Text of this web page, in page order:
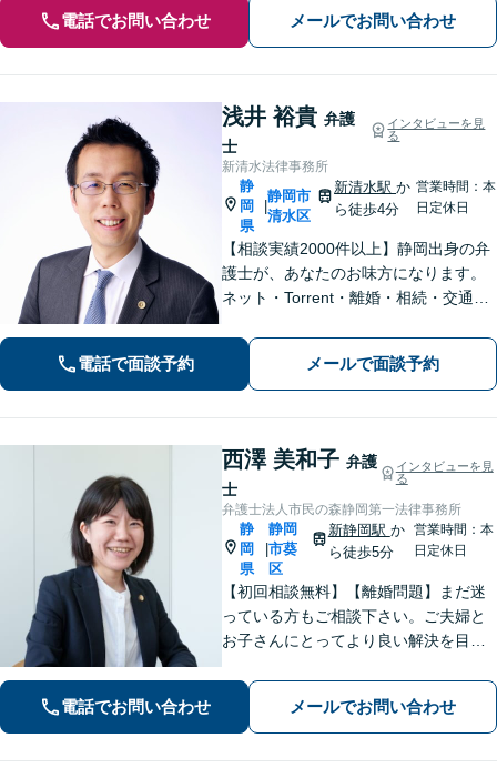
電話でお問い合わせ メールでお問い合わせ
浅井 裕貴 弁護
士
インタビューを見
る
新清水法律事務所
静
岡
県
|
静岡市
清水区
新清水駅か
ら徒歩4分
営業時間：本
日定休日
【相談実績2000件以上】静岡出身の弁
護士が、あなたのお味方になります。
ネット・Torrent・離婚・相続・交通事
談ください。初回電話10分無料。全国
対応。親身なサポートをいたします。
【新清水駅5分】
電話で面談予約 メールで面談予約
西澤 美和子 弁護
士
インタビューを見
る
弁護士法人市民の森静岡第一法律事務所
静
岡
県
静岡
市葵
区
新静岡駅 か
ら徒歩5分
営業時間：本
日定休日
【初回相談無料】【離婚問題】まだ迷
っている方もご相談下さい。ご夫婦と
お子さんにとってより良い解決を目指
労働問題など、幅広いお悩みに対応し
ます。【静岡市／焼津市／島田市／藤
枝市エリア対応】
電話でお問い合わせ メールでお問い合わせ